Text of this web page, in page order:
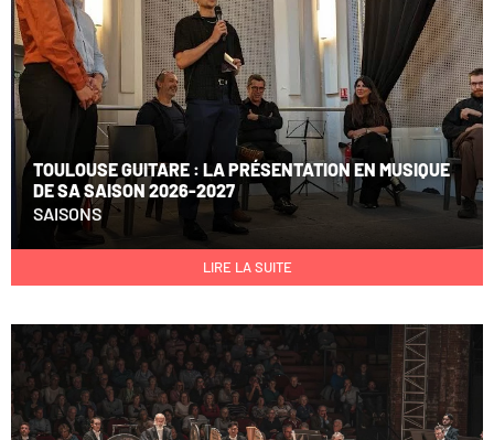
TOULOUSE GUITARE : LA PRÉSENTATION EN MUSIQUE
DE SA SAISON 2026-2027
SAISONS
LIRE LA SUITE